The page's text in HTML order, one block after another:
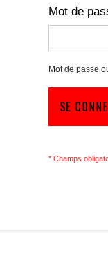
Mot de
Mot de passe
SE